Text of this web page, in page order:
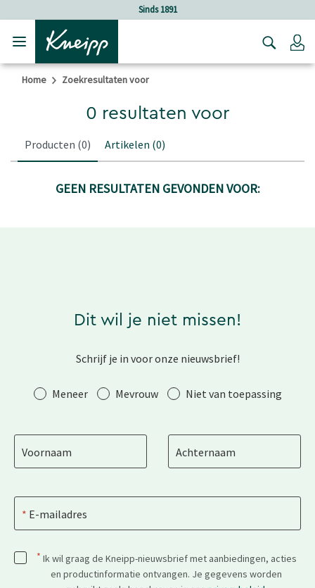
Verder gaan naar hoofdinhoud.Sinds 1891
Home Zoekresultaten voor
0 resultaten voor
Producten (0) Artikelen (0)
GEEN RESULTATEN GEVONDEN VOOR:
Dit wil je niet missen!
Schrijf je in voor onze nieuwsbrief!
AanhefMeneer Mevrouw Niet van toepassing
Voornaam Achternaam
E-mailadres
* Ik wil graag de Kneipp-nieuwsbrief met aanbiedingen, acties
en productinformatie ontvangen. Je gegevens worden